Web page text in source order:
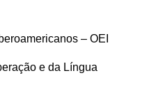
– OEI
e da Língua